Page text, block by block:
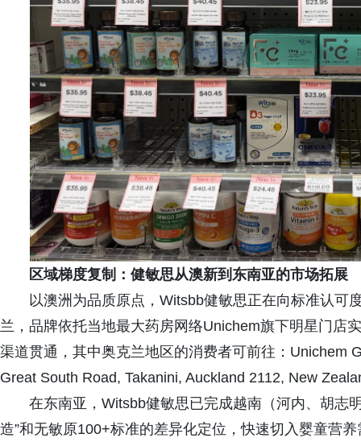
区域梯度复制 ： 健敏思从澳新到东南亚的市场拓展
以澳洲为品质原点，Witsbb健敏思正在向标准认可
兰，品牌依托当地最大药房网络Unichem旗下明星门店
渠道贯通，其中奥克兰地区的消费者可前往：Unichem
Great South Road, Takanini, Auckland 2112, New
在东南亚，Witsbb健敏思已完成越南（河内、胡志
造”和无敏原100+标准的差异化定位，快速切入婴童营